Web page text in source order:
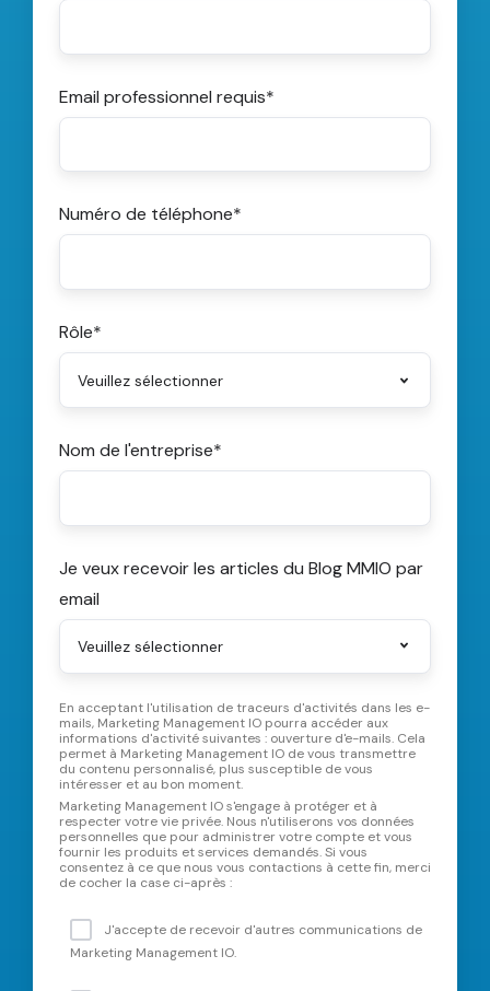
Email professionnel requis*
Numéro de téléphone*
Rôle*
Nom de l'entreprise*
Je veux recevoir les articles du Blog MMIO par
email
En acceptant l'utilisation de traceurs d'activités dans les e-
mails, Marketing Management IO pourra accéder aux
informations d'activité suivantes : ouverture d'e-mails. Cela
permet à Marketing Management IO de vous transmettre
du contenu personnalisé, plus susceptible de vous
intéresser et au bon moment.
Marketing Management IO s'engage à protéger et à
respecter votre vie privée. Nous n'utiliserons vos données
personnelles que pour administrer votre compte et vous
fournir les produits et services demandés. Si vous
consentez à ce que nous vous contactions à cette fin, merci
de cocher la case ci-après :
J'accepte de recevoir d'autres communications de
Marketing Management IO.